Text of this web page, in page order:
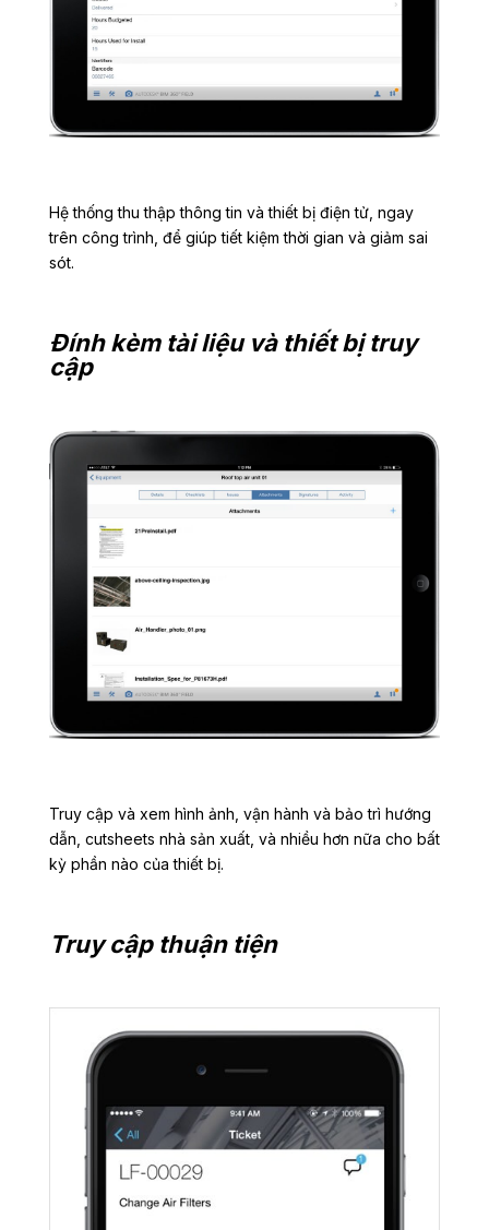
Hệ thống thu thập thông tin và thiết bị điện tử, ngay
trên công trình, để giúp tiết kiệm thời gian và giảm sai
sót.
Đính kèm tài liệu và thiết bị truy
cập
Truy cập và xem hình ảnh, vận hành và bảo trì hướng
dẫn, cutsheets nhà sản xuất, và nhiều hơn nữa cho bất
kỳ phần nào của thiết bị.
Truy cập thuận tiện